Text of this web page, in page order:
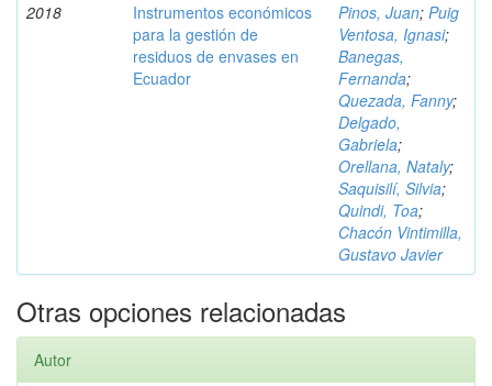
2018
Instrumentos económicos
para la gestión de
residuos de envases en
Ecuador
Pinos, Juan; Puig
Ventosa, Ignasi;
Banegas,
Fernanda;
Quezada, Fanny;
Delgado,
Gabriela;
Orellana, Nataly;
Saquisilí, Silvia;
Quindi, Toa;
Chacón Vintimilla,
Gustavo Javier
Otras opciones relacionadas
Autor